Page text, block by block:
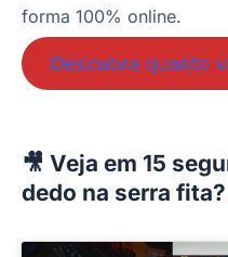
forma 100% online.
Descubra quanto
🎥 Veja em 15
dedo na serra